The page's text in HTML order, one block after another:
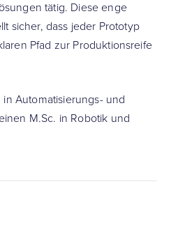
tätig. Diese enge
sicher, dass jeder Prototyp
Pfad zur Produktionsreife
in Automatisierungs- und
M.Sc. in Robotik und